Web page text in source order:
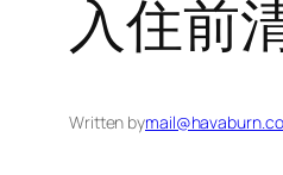
入住前
Written by